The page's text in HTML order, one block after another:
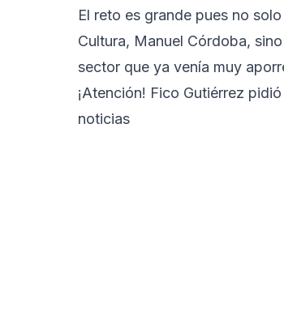
El reto es grande pues no
Cultura, Manuel Córdoba,
sector que ya venía muy
¡Atención! Fico Gutiérrez
noticias